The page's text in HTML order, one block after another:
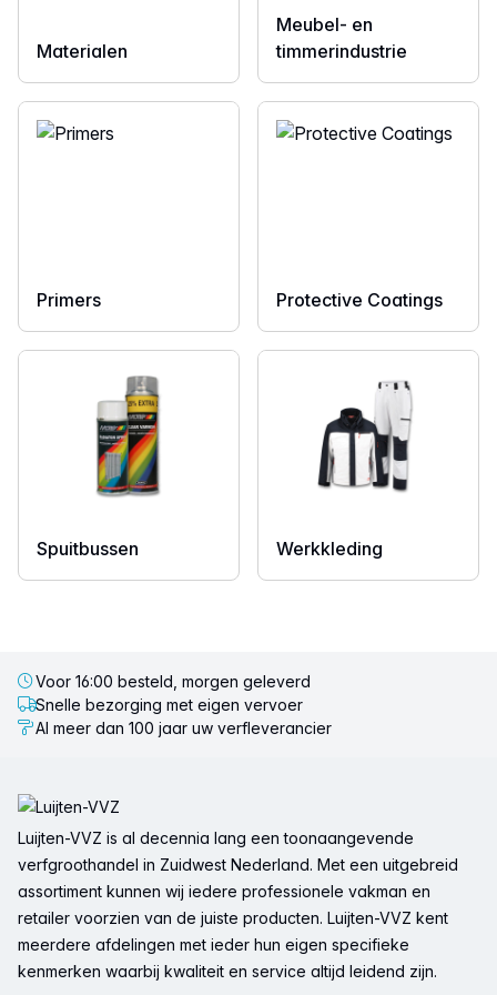
Materialen
Meubel- en
timmerindustrie
Primers Protective Coatings
Spuitbussen Werkkleding
Voor 16:00 besteld, morgen geleverd
Snelle bezorging met eigen vervoer
Al meer dan 100 jaar uw verfleverancier
Luijten-VVZ is al decennia lang een toonaangevende
verfgroothandel in Zuidwest Nederland. Met een uitgebreid
assortiment kunnen wij iedere professionele vakman en
retailer voorzien van de juiste producten. Luijten-VVZ kent
meerdere afdelingen met ieder hun eigen specifieke
kenmerken waarbij kwaliteit en service altijd leidend zijn.